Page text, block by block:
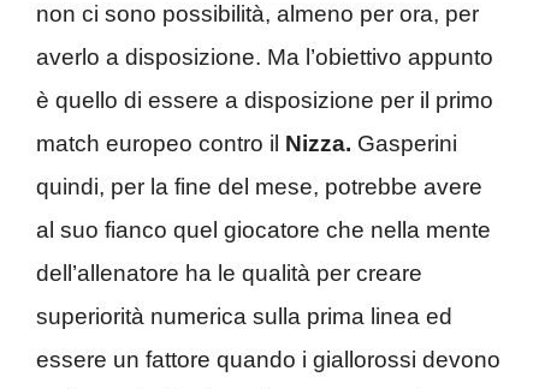
non ci sono possibilità, almeno per ora, per
averlo a disposizione. Ma l’obiettivo appunto
è quello di essere a disposizione per il primo
match europeo contro il Nizza. Gasperini
quindi, per la fine del mese, potrebbe avere
al suo fianco quel giocatore che nella mente
dell’allenatore ha le qualità per creare
superiorità numerica sulla prima linea ed
essere un fattore quando i giallorossi devono